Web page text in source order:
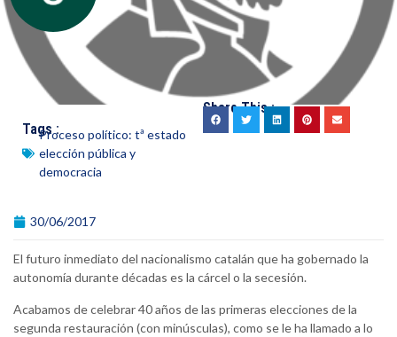
Tags :Proceso político: tª estado
elección pública y
democracia
Share This :
30/06/2017
El futuro inmediato del nacionalismo catalán que ha gobernado la
autonomía durante décadas es la cárcel o la secesión.
Acabamos de celebrar 40 años de las primeras elecciones de la
segunda restauración (con minúsculas), como se le ha llamado a lo